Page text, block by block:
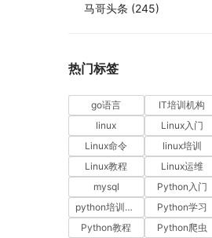
马哥头条 (245)
热门标签
go语言 IT培训机构
linux
Linux入门
Linux命令
linux培训
Linux教程
Linux运维
mysql
Python入门
python培训排名
Python学习
Python教程
Python爬虫